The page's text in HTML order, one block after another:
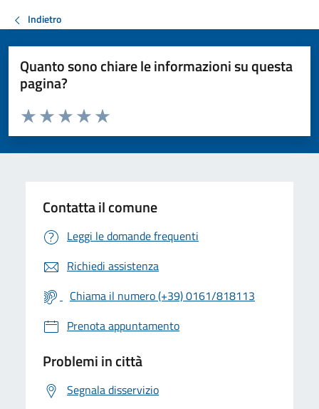
Indietro
Quanto sono chiare le informazioni su questa
pagina?
Valuta da 1 a 5 stelle la pagina
Valuta 5 stelle su 5
Valuta 4 stelle su 5
Valuta 3 stelle su 5
Valuta 2 stelle su 5
Valuta 1 stelle su 5
Contatta il comune
Leggi le domande frequenti
Richiedi assistenza
Chiama il numero (+39) 0161/818113
Prenota appuntamento
Problemi in città
Segnala disservizio